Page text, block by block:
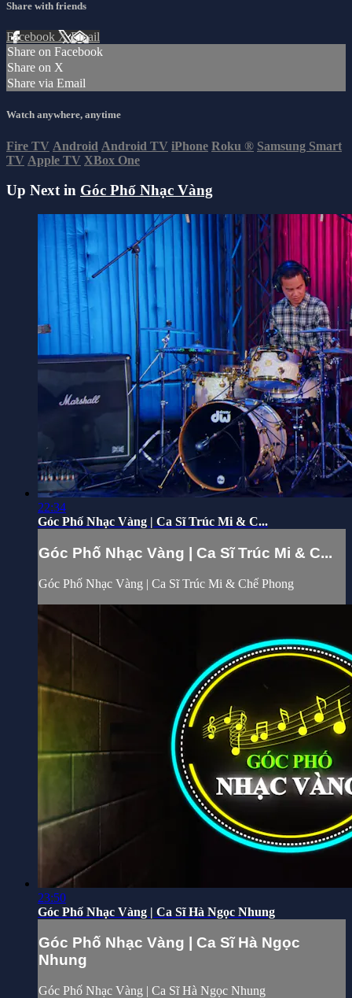
Share with friends
Facebook XEmail
Share on Facebook
Share on X
Share via Email
Watch anywhere, anytime
Fire TV Android Android TV iPhone Roku ® Samsung Smart
TV Apple TV XBox One
Up Next in Góc Phố Nhạc Vàng
22:34
Góc Phố Nhạc Vàng | Ca Sĩ Trúc Mi & C...
Góc Phố Nhạc Vàng | Ca Sĩ Trúc Mi & C...
Góc Phố Nhạc Vàng | Ca Sĩ Trúc Mi & Chế Phong
23:50
Góc Phố Nhạc Vàng | Ca Sĩ Hà Ngọc Nhung
Góc Phố Nhạc Vàng | Ca Sĩ Hà Ngọc
Nhung
Góc Phố Nhạc Vàng | Ca Sĩ Hà Ngọc Nhung